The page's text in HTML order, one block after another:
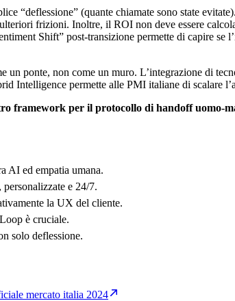
“deflessione” (quante chiamate sono state
frizioni. Inoltre, il ROI non deve essere
Shift” post-transizione permette di capire se
ponte, non come un muro. L’integrazione di
Intelligence permette alle PMI italiane di scalare
framework per il protocollo di handoff uomo-
AI ed empatia umana.
e 24/7.
la UX del cliente.
è cruciale.
solo deflessione.
mercato italia 2024